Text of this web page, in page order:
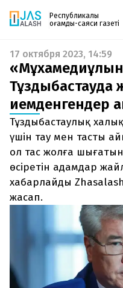
Республикалық
қоғамдық-саяси газеті
Жаңалықтар
Спорт
Live
Руханият
Аймақ
Архив
Заң және тәртіп
+7 708 604 51 06
Жарнама бөлімі
+7 701 220 64 52
Пошта
Газетке жазылу
PDF форматтағы газетті
поштаңызға алып
шыққан сәтте сізге бірден
енгізіңіз, біз қалғанын
17 октября 2023, 14:59
Тұздыбастауда
иемденгендер
Тұздыбастаулық
үшін тау мен тасты
ол тас жолға
өсіретін адамдар
хабарлайды
жасап.